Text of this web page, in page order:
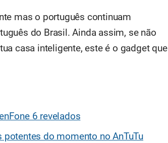
mas o português continuam
do Brasil. Ainda assim, se não
casa inteligente, este é o gadget que
6 revelados
do momento no AnTuTu